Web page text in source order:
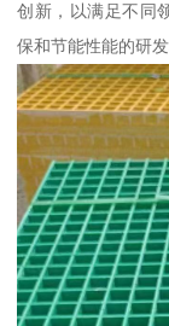
创新，以满足不同
保和节能性能的研